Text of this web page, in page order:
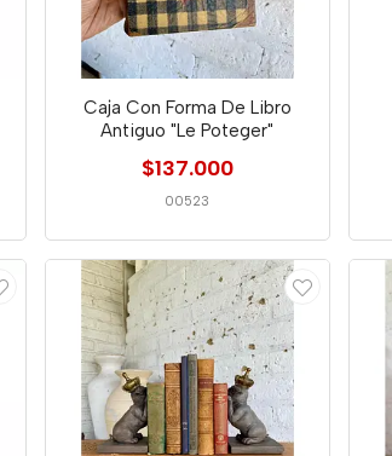
Caja Con Forma De Libro
Antiguo "Le Poteger"
$137.000
00523